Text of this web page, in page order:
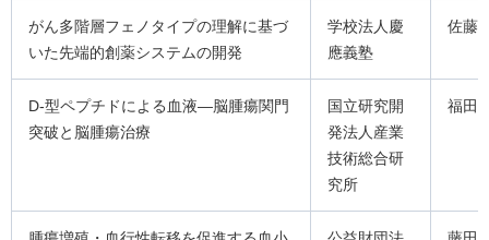
がん多階層フェノタイプの理解に基づ
いた先端的創薬システムの開発
学校法人慶
應義塾
佐藤
D-型ペプチドによる血液―脳腫瘍関門
突破と脳腫瘍治療
国立研究開
発法人産業
技術総合研
究所
福田